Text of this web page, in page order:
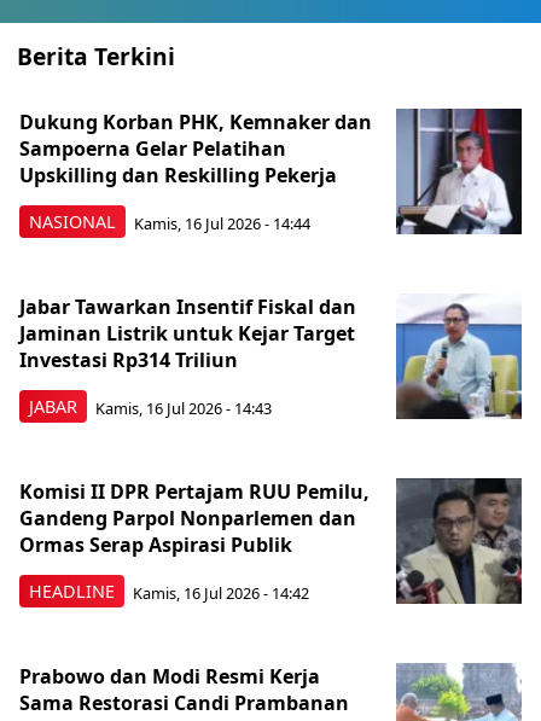
Berita Terkini
NASIONAL
Dukung Korban PHK, Kemnaker dan
Sampoerna Gelar Pelatihan
Upskilling dan Reskilling Pekerja
Kamis, 16 Jul 2026 - 14:44
JABAR
Jabar Tawarkan Insentif Fiskal dan
Jaminan Listrik untuk Kejar Target
Investasi Rp314 Triliun
Kamis, 16 Jul 2026 - 14:43
HEADLINE
Komisi II DPR Pertajam RUU Pemilu,
Gandeng Parpol Nonparlemen dan
Ormas Serap Aspirasi Publik
Kamis, 16 Jul 2026 - 14:42
Prabowo dan Modi Resmi Kerja
Sama Restorasi Candi Prambanan